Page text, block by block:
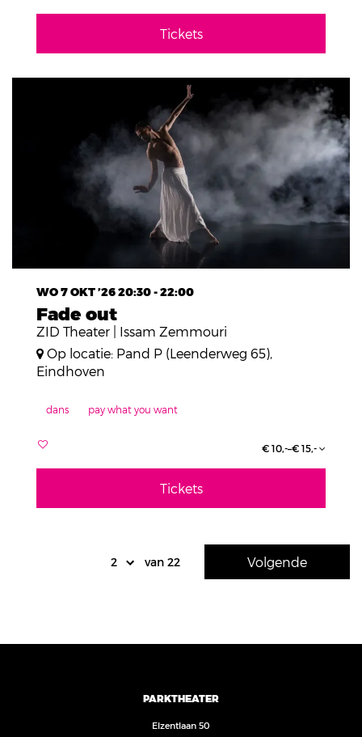
Tickets
Fade out
ZID Theater | Issam Zemmouri
WO 7 OKT ’2620:30 - 22:00
Op locatie: Pand P (Leenderweg 65),
Eindhoven
dans pay what you want
€ 10,-–€ 15,-
Tickets
van 22 Volgende
PARKTHEATER
Elzentlaan 50